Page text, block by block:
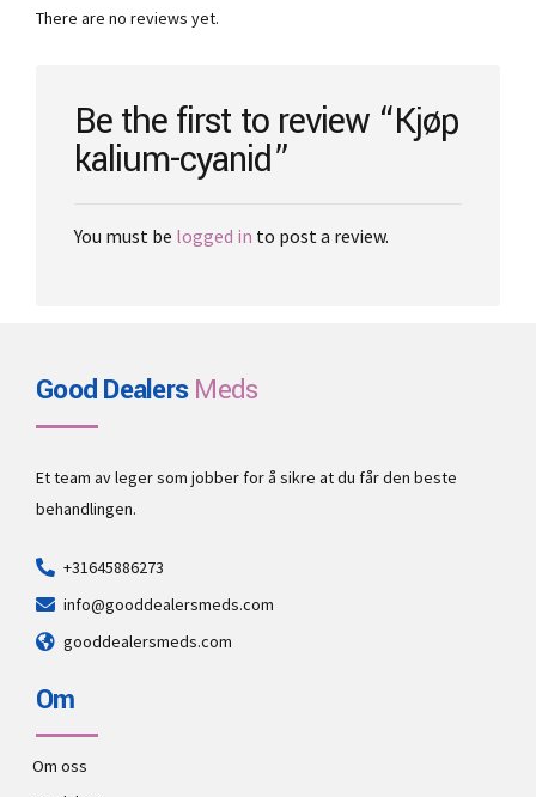
be
the
product
page
There are no reviews yet.
Be the first to review “Kjøp
kalium-cyanid”
You must be logged in to post a review.
Good DealersMeds
Et team av leger som jobber for å sikre at du får den beste
behandlingen.
+31645886273
info@gooddealersmeds.com
gooddealersmeds.com
Om
Om oss